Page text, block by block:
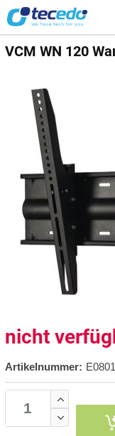
VCM WN 120
nicht
Artikelnummer: